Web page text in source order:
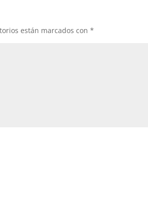
están marcados con*